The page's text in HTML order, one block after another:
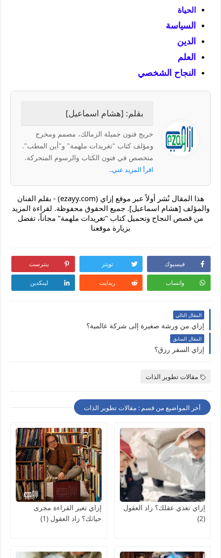
الحياة
السياسة
الدين
العلم
النجاح الشخصي
بقلم: [هشام اسماعيل]
خريج فنون جميلة الزمالك، مصمم ومخرج
ومؤلف كتاب "تغريدات ملهمة" و"أين المطب".
متخصص في فنون الكتاب والرسوم المتحركة.
اقرأ المزيد عني..
هذا المقال نُشر أولاً عبر موقع إزاي (ezayy.com) - بقلم الفنان
والمؤلف [هشام اسماعيل]. جميع الحقوق محفوظة. لقراءة المزيد
من قصص النجاح وتحميل كتاب "تغريدات ملهمة" مجاناً، تفضل
بزيارة موقعنا
فيسبوك تويتر بنترست
واتساب ريدايت لينكدين
المقال التالي
إزاي من ورشة صغيرة إلى شركة عالمية؟
المقال السابق
إزاي السفر رزق؟
مقالات تطوير الذات
أخر المواضيع من قسم : مقالات تطوير الذات
إزاي تغذي عقلك؟ زاد العقول
(2)
إزاي تغير القراءة مجرى
حياتك؟ زاد العقول (1)